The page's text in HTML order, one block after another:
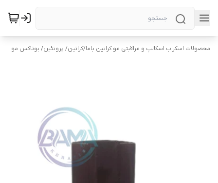
محصولات اسکراب اسکالپ و مراقبتی مو کراتین باما/کراتین/ پروتئین/ بوتاکس مو